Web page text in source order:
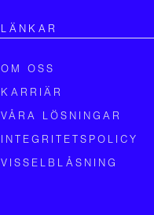
LÄNKAR
OM OSS
KARRIÄR
VÅRA LÖSNINGAR
INTEGRITETSPOLICY
VISSELBLÅSNING